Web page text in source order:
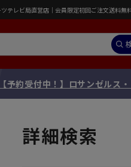
テレビ局直営店｜会員限定初回ご注文送料無
【予約受付中！】[限定99セッ
詳細検索